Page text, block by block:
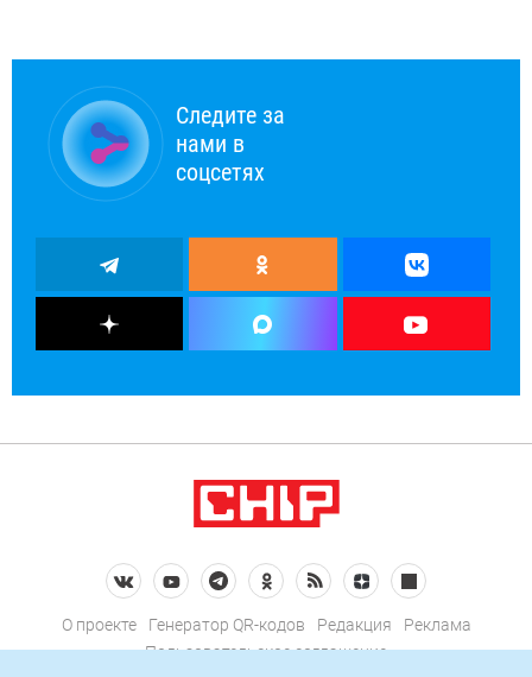
Следите за
нами в
соцсетях
О проекте Генератор QR-кодов Редакция
Реклама
Пользовательское соглашение